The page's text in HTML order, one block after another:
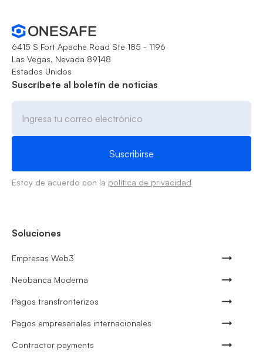
6415 S Fort Apache Road Ste 185 - 1196
Las Vegas, Nevada 89148
Estados Unidos
Suscríbete al boletín de noticias
Estoy de acuerdo con la política de privacidad
Soluciones
Empresas Web3
Neobanca Moderna
Pagos transfronterizos
Pagos empresariales internacionales
Contractor payments